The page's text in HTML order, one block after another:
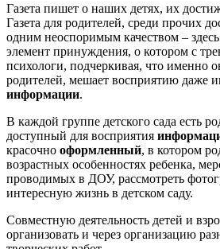
Газета пишет о наших детях, их
Газета для родителей, среди прочих
одним неоспоримым качеством –
элемент принуждения, о котором с
психологи, подчеркивая, что именно
родителей, мешает восприятию даже
информации.
В каждой группе детского сада есть
доступный для восприятия
красочно оформленный, в котором
возрастных особенностях ребенка,
проводимых в ДОУ, рассмотреть
интересную жизнь в детском саду.
Совместную деятельность детей и
организовать и через организацию